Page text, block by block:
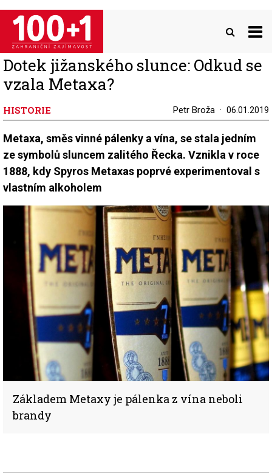
Přejít
hlavnímu
obsahu
Dotek jižanského slunce: Odkud se
vzala Metaxa?
HISTORIE Petr Broža 06.01.2019
Metaxa, směs vinné pálenky a vína, se stala jedním
ze symbolů sluncem zalitého Řecka. Vznikla v roce
1888, kdy Spyros Metaxas poprvé experimentoval s
vlastním alkoholem
Základem Metaxy je pálenka z vína neboli
brandy